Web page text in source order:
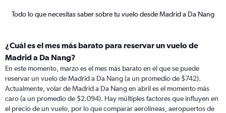
Todo lo que necesitas saber sobre tu vuelo desde Madrid a Da Nang
¿Cuál es el mes más barato para reservar un vuelo de
Madrid a Da Nang?
En este momento, marzo es el mes más barato en el que se puede
reservar un vuelo de Madrid a Da Nang (a un promedio de $742).
Actualmente, volar de Madrid a Da Nang en abril es el momento más
caro (a un promedio de $2.094). Hay múltiples factores que influyen en
el precio de un vuelo, por lo que comparar aerolíneas, aeropuertos de